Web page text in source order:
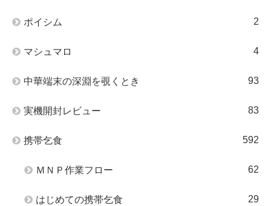
ポイシム 2
マシュマロ 4
中華端末の深淵を覗くとき 93
実機開封レビュー 83
携帯乞食 592
ＭＮＰ作業フロー 62
はじめての携帯乞食 29